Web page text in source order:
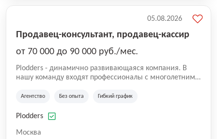
Продавец-консультант, продавец-кассир
от 70 000 до 90 000 руб./мес.
Plodders - динамично развивающаяся компания. В
нашу команду входят профессионалы с многолетним
на рынке аутсорсинга, а накопленный опыт позволяют
оказываемых услуг.
Агентство Без опыта Гибкий график
Plodders
Москва
05.08.2026